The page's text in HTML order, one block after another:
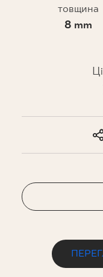
EN
товщина
8 mm